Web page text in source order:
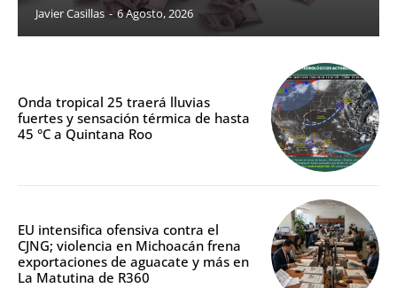
Javier Casillas - 6 Agosto, 2026
Onda tropical 25 traerá lluvias
fuertes y sensación térmica de hasta
45 °C a Quintana Roo
EU intensifica ofensiva contra el
CJNG; violencia en Michoacán frena
exportaciones de aguacate y más en
La Matutina de R360